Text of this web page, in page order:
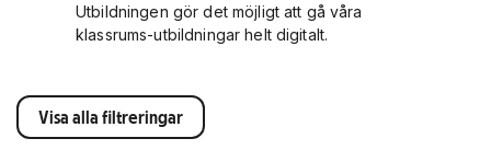
Utbildningen gör det möjligt att gå våra
klassrums-utbildningar helt digitalt.
Visa alla filtreringar